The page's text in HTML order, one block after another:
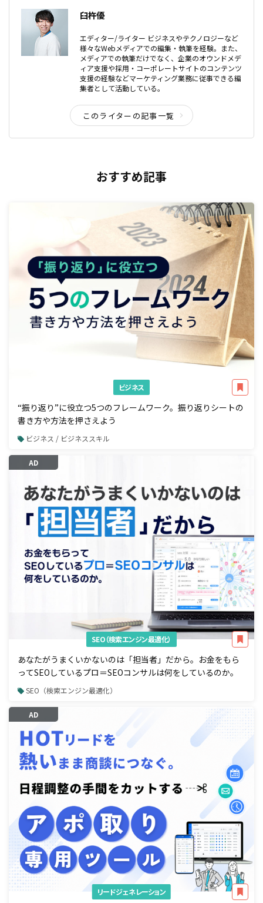
臼杵優
エディター/ライター ビジネスやテクノロジーなど
様々なWebメディアでの編集・執筆を経験。また、
メディアでの執筆だけでなく、企業のオウンドメデ
ィア支援や採用・コーポレートサイトのコンテンツ
支援の経験などマーケティング業務に従事できる編
集者として活動している。
このライターの記事一覧
おすすめ記事
ビジネス
“振り返り”に役立つ5つのフレームワーク。振り返りシートの
書き方や方法を押さえよう
ビジネス / ビジネススキル
AD
SEO（検索エンジン最適化）
あなたがうまくいかないのは「担当者」だから。お金をもら
ってSEOしているプロ＝SEOコンサルは何をしているのか。
SEO（検索エンジン最適化）
AD
リードジェネレーション